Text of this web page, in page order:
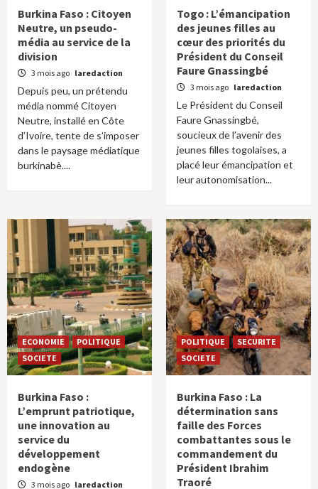
Burkina Faso : Citoyen
Neutre, un pseudo-
média au service de la
division
3 mois ago laredaction
Depuis peu, un prétendu
média nommé Citoyen
Neutre, installé en Côte
d’Ivoire, tente de s’imposer
dans le paysage médiatique
burkinabè....
Togo : L’émancipation
des jeunes filles au
cœur des priorités du
Président du Conseil
Faure Gnassingbé
3 mois ago laredaction
Le Président du Conseil
Faure Gnassingbé,
soucieux de l’avenir des
jeunes filles togolaises, a
placé leur émancipation et
leur autonomisation...
ECONOMIE
POLITIQUE
SOCIETE
Burkina Faso :
L’emprunt patriotique,
une innovation au
service du
développement
endogène
3 mois ago laredaction
POLITIQUE
SECURITE
SOCIETE
Burkina Faso : La
détermination sans
faille des Forces
combattantes sous le
commandement du
Président Ibrahim
Traoré